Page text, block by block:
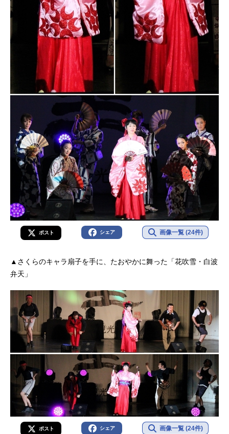
ポスト シェア 画像一覧 (24件)
▲さくらのキャラ扇子を手に、たおやかに舞った「花吹雪・白波
弁天」
ポスト シェア 画像一覧 (24件)